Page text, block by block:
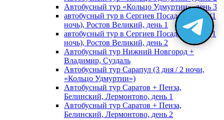
Автобусный тур «Кольцо Удмуртии», день 3
автобусный тур в Сергиев Посад, Москву (1
ночь), Ростов Великий, день 1
автобусный тур в Сергиев Посад, Москву (1
ночь), Ростов Великий, день 2
Автобусный тур Нижний Новгород +
Владимир, Суздаль
Автобусный тур Сарапул (3 дня / 2 ночи,
«Кольцо Удмуртии»)
Автобусный тур Саратов + Пенза,
Белинский, Лермонтово, день 1
Автобусный тур Саратов + Пенза,
Белинский, Лермонтово, день 2